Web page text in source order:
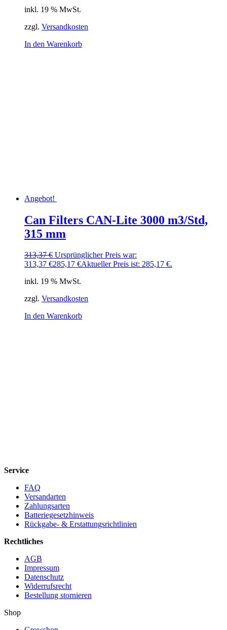
inkl. 19 % MwSt.
zzgl. Versandkosten
In den Warenkorb
Angebot!
Can Filters CAN-Lite 3000 m3/Std,
315 mm
313,37€ Ursprünglicher Preis war:
313,37 €285,17 €Aktueller Preis ist: 285,17 €.
inkl. 19 % MwSt.
zzgl. Versandkosten
In den Warenkorb
Service
FAQ
Versandarten
Zahlungsarten
Batteriegesetzhinweis
Rückgabe- & Erstattungsrichtlinien
Rechtliches
AGB
Impressum
Datenschutz
Widerrufsrecht
Bestellung stornieren
Shop